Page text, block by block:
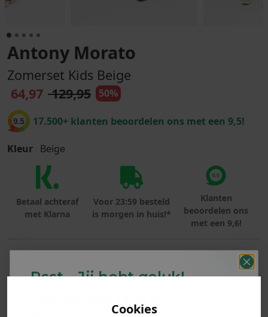
Cookies
Antony Morato
Zomerset Kids Beige
64,97 129,95 50%
9.5 17.500+ klanten beoordelen ons met een 9,5!
Kleur Beige
Betaal achteraf
met Klarna
Voor 23:59 besteld
is morgen in huis!*
Klanten
beoordelen ons
met een 9,6!
Psst... Jij hebt geluk!
Welke mystery